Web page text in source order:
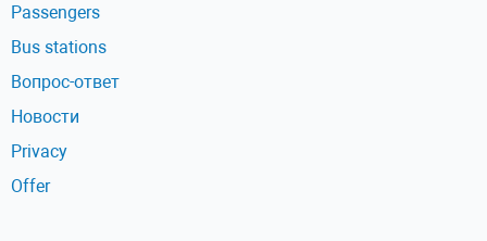
Passengers
Bus stations
Вопрос-ответ
Новости
Privacy
Offer